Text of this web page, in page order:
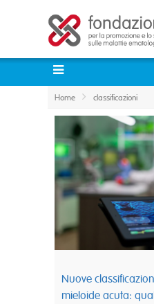
Home classificazioni
Nuove
mieloide acuta: